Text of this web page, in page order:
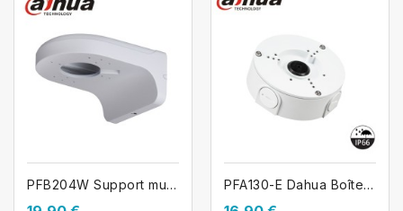
PFB204W Support mural extérieur pour... PFA130-E Dahua Boîte de jonction en...